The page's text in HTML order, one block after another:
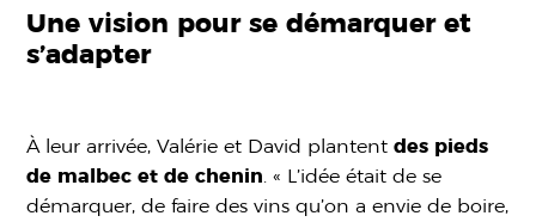
Une vision pour se démarquer et
s’adapter
À leur arrivée, Valérie et David plantent des pieds
de malbec et de chenin. « L’idée était de se
démarquer, de faire des vins qu’on a envie de boire,